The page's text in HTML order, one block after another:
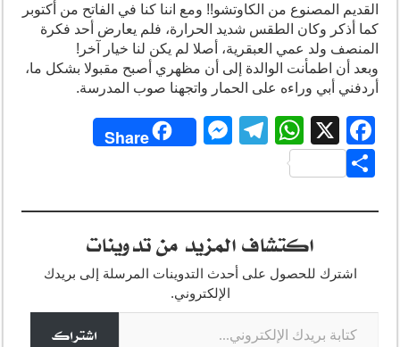
القديم المصنوع من الكاوتشو!! ومع اننا كنا في الفاتح من أكتوبر
كما أذكر وكان الطقس شديد الحرارة، فلم يعارض أحد فكرة
المنصف ولد عمي العبقرية، أصلا لم يكن لنا خيار آخر!
وبعد أن اطمأنت الوالدة إلى أن مظهري أصبح مقبولا بشكل ما،
أردفني أبي وراءه على الحمار واتجهنا صوب المدرسة.
F
a
c
e
o
k
X
W
s
A
p
T
gr
a
m
M
e
n
g
er
Share
S
ar
اكتشاف المزيد من تدوينات
اشترك للحصول على أحدث التدوينات المرسلة إلى بريدك
الإلكتروني.
كتابة بريدك الإلكتروني...
اشتراك